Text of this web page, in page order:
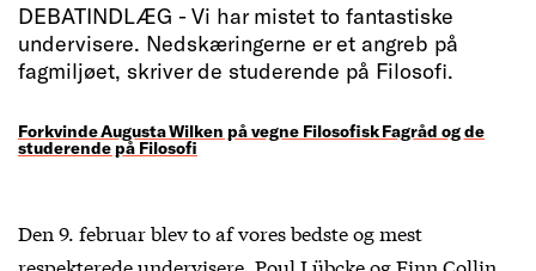
DEBATINDLÆG - Vi har mistet to fantastiske
undervisere. Nedskæringerne er et angreb på
fagmiljøet, skriver de studerende på Filosofi.
Forkvinde Augusta Wilken på vegne Filosofisk Fagråd og de
studerende på Filosofi
Den 9. februar blev to af vores bedste og mest